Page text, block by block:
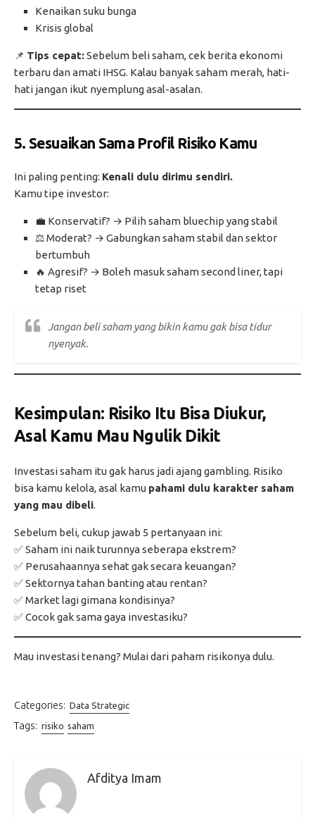
Kenaikan suku bunga
Krisis global
📌 Tips cepat:Sebelum beli saham, cek berita ekonomi
terbaru dan amati IHSG. Kalau banyak saham merah, hati-
hati jangan ikut nyemplung asal-asalan.
5. Sesuaikan Sama Profil Risiko Kamu
Ini paling penting: Kenali dulu dirimu sendiri.
Kamu tipe investor:
💼 Konservatif? → Pilih saham bluechip yang stabil
⚖️ Moderat? → Gabungkan saham stabil dan sektor
bertumbuh
🔥 Agresif? → Boleh masuk saham second liner, tapi
tetap riset
Jangan beli saham yang bikin kamu gak bisa tidur
nyenyak.
Kesimpulan: Risiko Itu Bisa Diukur,
Asal Kamu Mau Ngulik Dikit
Investasi saham itu gak harus jadi ajang gambling. Risiko
bisa kamu kelola, asal kamu pahami dulu karakter saham
yang mau dibeli.
Sebelum beli, cukup jawab 5 pertanyaan ini:
✅ Saham ini naik turunnya seberapa ekstrem?
✅ Perusahaannya sehat gak secara keuangan?
✅ Sektornya tahan banting atau rentan?
✅ Market lagi gimana kondisinya?
✅ Cocok gak sama gaya investasiku?
Mau investasi tenang? Mulai dari paham risikonya dulu.
Categories: Data Strategic
Tags: risiko saham
Afditya Imam